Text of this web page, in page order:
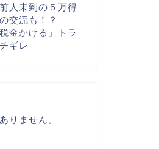
人未到の５万得
交流も！？
金かける」トラ
ギレ
りません。